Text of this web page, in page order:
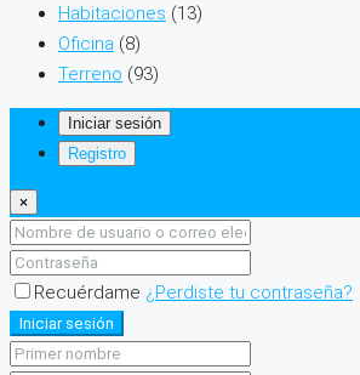
Habitaciones (13)
Oficina (8)
Terreno (93)
Iniciar sesión
Registro
×
Recuérdame ¿Perdiste tu contraseña?
Iniciar sesión